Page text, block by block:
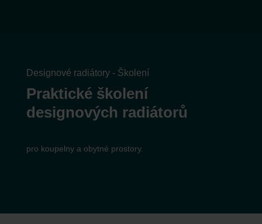
Designové radiátory - Školení
Praktické školení
designových radiátorů
pro koupelny a obytné prostory.